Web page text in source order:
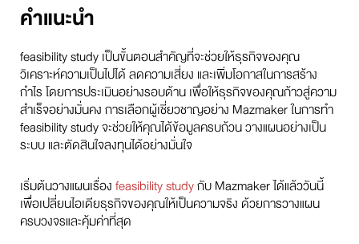
คำแนะนำ
feasibility study เป็นขั้นตอนสำคัญที่จะช่วยให้ธุรกิจของคุณ
วิเคราะห์ความเป็นไปได้ ลดความเสี่ยง และเพิ่มโอกาสในการสร้าง
กำไร โดยการประเมินอย่างรอบด้าน เพื่อให้ธุรกิจของคุณก้าวสู่ความ
สำเร็จอย่างมั่นคง การเลือกผู้เชี่ยวชาญอย่าง Mazmaker ในการทำ
feasibility study จะช่วยให้คุณได้ข้อมูลครบถ้วน วางแผนอย่างเป็น
ระบบ และตัดสินใจลงทุนได้อย่างมั่นใจ
เริ่มต้นวางแผนเรื่องfeasibility studyกับ Mazmaker ได้แล้ววันนี้
เพื่อเปลี่ยนไอเดียธุรกิจของคุณให้เป็นความจริง ด้วยการวางแผน
ครบวงจรและคุ้มค่าที่สุด